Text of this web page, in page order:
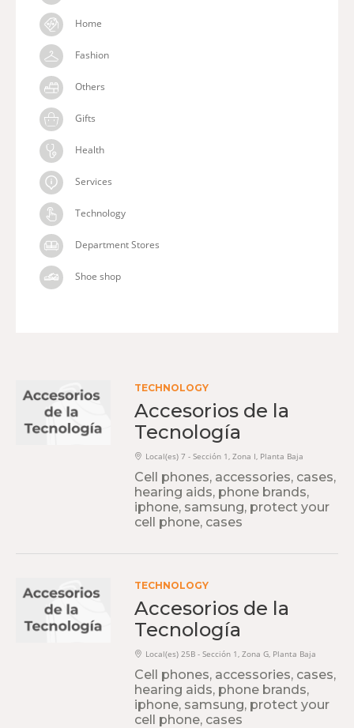
Home
Fashion
Others
Gifts
Health
Services
Technology
Department Stores
Shoe shop
TECHNOLOGY
Accesorios de la
Tecnología
Local(es) 7 - Sección 1, Zona I, Planta Baja
Cell phones, accessories, cases,
hearing aids, phone brands,
iphone, samsung, protect your
cell phone, cases
TECHNOLOGY
Accesorios de la
Tecnología
Local(es) 25B - Sección 1, Zona G, Planta Baja
Cell phones, accessories, cases,
hearing aids, phone brands,
iphone, samsung, protect your
cell phone, cases